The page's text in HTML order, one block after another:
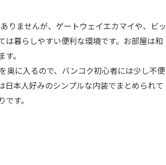
りませんが、ゲートウェイエカマイや、ビッ
暮らしやすい便利な環境です。お部屋は和
。
奥に入るので、バンコク初心者には少し不便
本人好みのシンプルな内装でまとめられて
す。